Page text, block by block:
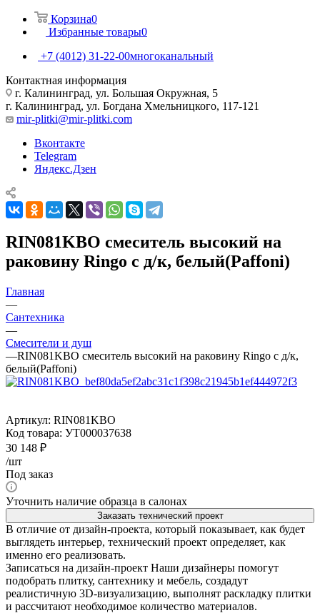
Корзина0
Избранные товары0
+7 (4012) 31-22-00многоканальный
Контактная информация
г. Калининград, ул. Большая Окружная, 5
г. Калининград, ул. Богдана Хмельницкого, 117-121
mir-plitki@mir-plitki.com
Вконтакте
Telegram
Яндекс.Дзен
RIN081KBO смеситель высокий на
раковину Ringo c д/к, белый(Paffoni)
Главная
—
Сантехника
—
Смесители и душ
—RIN081KBO смеситель высокий на раковину Ringo c д/к,
белый(Paffoni)
Артикул: RIN081KBO
Код товара: УТ000037638
30 148 ₽
/шт
Под заказ
Уточнить наличие образца в салонах
Заказать технический проект
В отличие от дизайн-проекта, который показывает, как будет
выглядеть интерьер, технический проект определяет, как
именно его реализовать.
Записаться на дизайн-проект Наши дизайнеры помогут
подобрать плитку, сантехнику и мебель, создадут
реалистичную 3D-визуализацию, выполнят раскладку плитки
и рассчитают необходимое количество материалов.